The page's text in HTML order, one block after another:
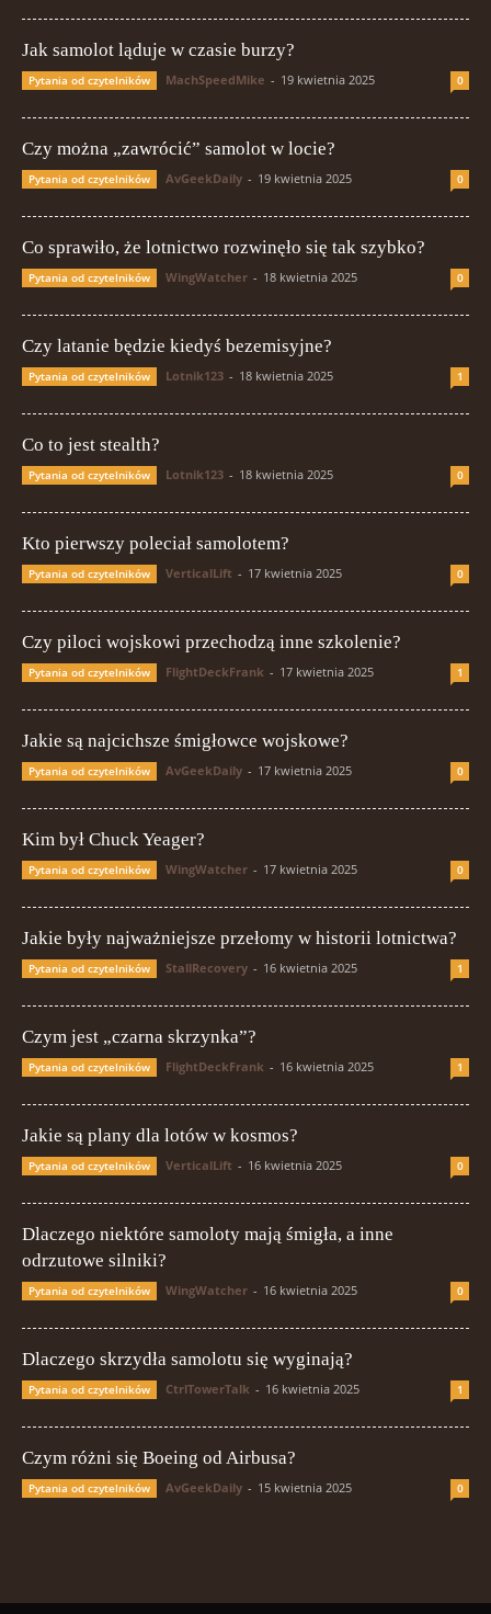
Jak samolot ląduje w czasie burzy?
Pytania od czytelników MachSpeedMike - 19 kwietnia 2025 0
Czy można „zawrócić” samolot w locie?
Pytania od czytelników AvGeekDaily - 19 kwietnia 2025 0
Co sprawiło, że lotnictwo rozwinęło się tak szybko?
Pytania od czytelników WingWatcher - 18 kwietnia 2025 0
Czy latanie będzie kiedyś bezemisyjne?
Pytania od czytelników Lotnik123 - 18 kwietnia 2025 1
Co to jest stealth?
Pytania od czytelników Lotnik123 - 18 kwietnia 2025 0
Kto pierwszy poleciał samolotem?
Pytania od czytelników VerticalLift - 17 kwietnia 2025 0
Czy piloci wojskowi przechodzą inne szkolenie?
Pytania od czytelników FlightDeckFrank - 17 kwietnia 2025 1
Jakie są najcichsze śmigłowce wojskowe?
Pytania od czytelników AvGeekDaily - 17 kwietnia 2025 0
Kim był Chuck Yeager?
Pytania od czytelników WingWatcher - 17 kwietnia 2025 0
Jakie były najważniejsze przełomy w historii lotnictwa?
Pytania od czytelników StallRecovery - 16 kwietnia 2025 1
Czym jest „czarna skrzynka”?
Pytania od czytelników FlightDeckFrank - 16 kwietnia 2025 1
Jakie są plany dla lotów w kosmos?
Pytania od czytelników VerticalLift - 16 kwietnia 2025 0
Dlaczego niektóre samoloty mają śmigła, a inne
odrzutowe silniki?
Pytania od czytelników WingWatcher - 16 kwietnia 2025 0
Dlaczego skrzydła samolotu się wyginają?
Pytania od czytelników CtrlTowerTalk - 16 kwietnia 2025 1
Czym różni się Boeing od Airbusa?
Pytania od czytelników AvGeekDaily - 15 kwietnia 2025 0